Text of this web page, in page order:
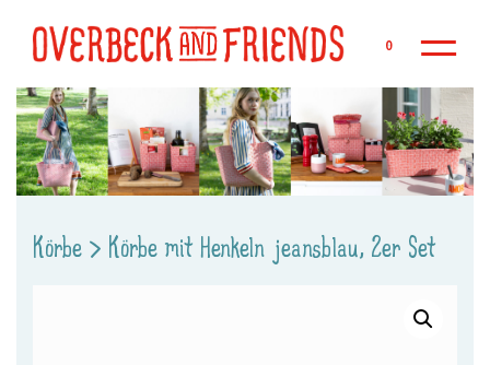
0
Körbe > Körbe mit Henkeln jeansblau, 2er Set